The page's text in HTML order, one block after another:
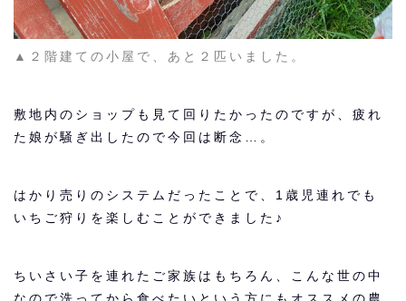
▲２階建ての小屋で、あと２匹いました。
敷地内のショップも見て回りたかったのですが、疲れ
た娘が騒ぎ出したので今回は断念…。
はかり売りのシステムだったことで、1歳児連れでも
いちご狩りを楽しむことができました♪
ちいさい子を連れたご家族はもちろん、こんな世の中